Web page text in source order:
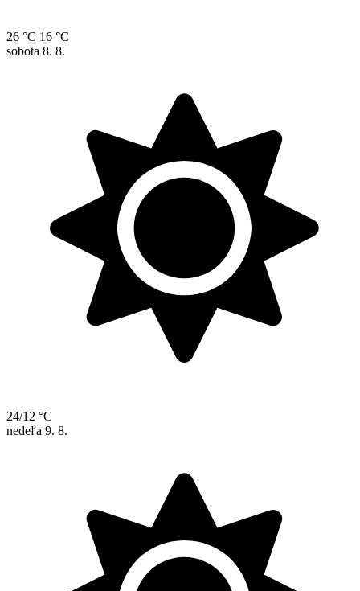
26 °C 16 °C
sobota 8. 8.
24/12 °C
nedeľa 9. 8.